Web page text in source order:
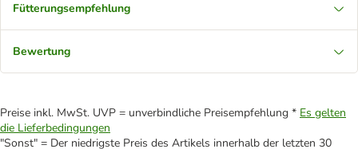
Fütterungsempfehlung
Bewertung
Preise inkl. MwSt. UVP = unverbindliche Preisempfehlung * Es gelten
die Lieferbedingungen
"Sonst" = Der niedrigste Preis des Artikels innerhalb der letzten 30